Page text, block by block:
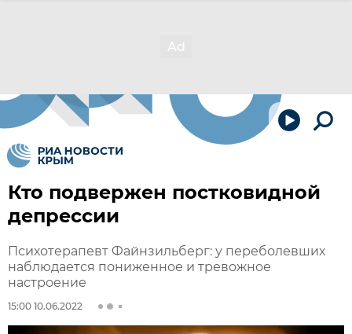
Кто подвержен постковидной
депрессии
Психотерапевт Файнзильберг: у переболевших
наблюдается пониженное и тревожное
настроение
15:00 10.06.2022